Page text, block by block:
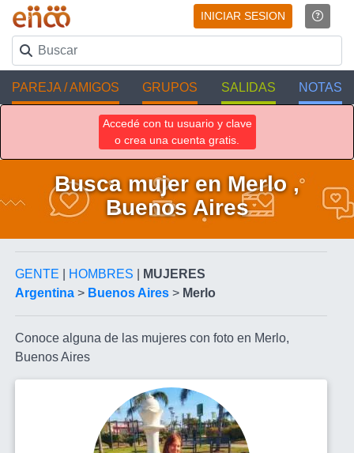
INICIAR SESION
PAREJA / AMIGOS GRUPOS SALIDAS NOTAS
Accedé con tu usuario y clave
o crea una cuenta gratis.
Busca mujer en Merlo ,
Buenos Aires
GENTE HOMBRES
MUJERES
Argentina > Buenos Aires > Merlo
Conoce alguna de las mujeres con foto en Merlo,
Buenos Aires